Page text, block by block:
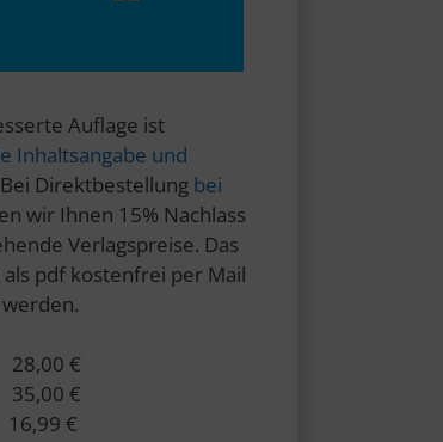
Auflage ist
Inhaltsangabe und
Direktbestellung bei
wir Ihnen 15% Nachlass
Verlagspreise. Das
als pdf kostenfrei per Mail
€
€
€